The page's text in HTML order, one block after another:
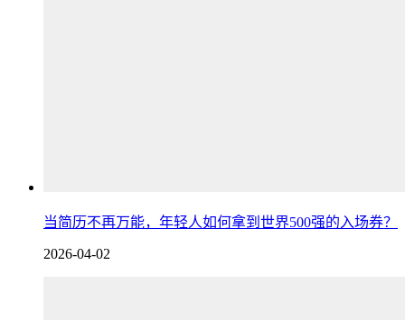
当简历不再万能，年轻人如何拿到世界500强的入场券？
2026-04-02